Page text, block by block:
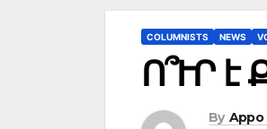
COLUMNISTS NEWS
Ո՞ՒՐ
By Appo